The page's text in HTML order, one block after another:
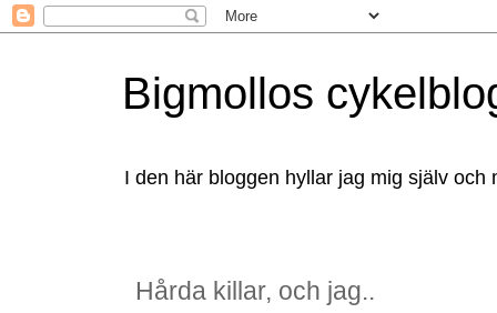
Bigmollos
I den här bloggen hyllar jag mig själv
Hårda killar, och jag..